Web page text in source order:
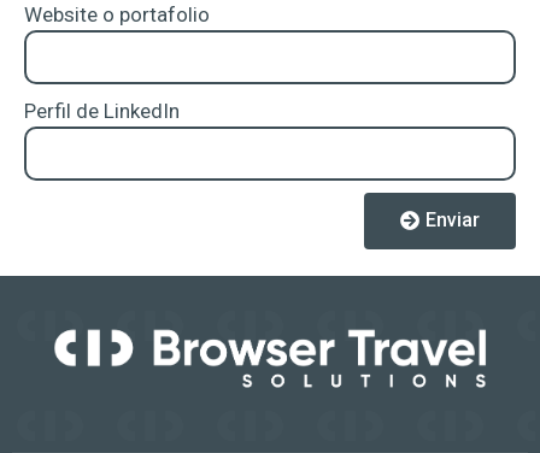
Website o portafolio
Perfil de LinkedIn
Enviar